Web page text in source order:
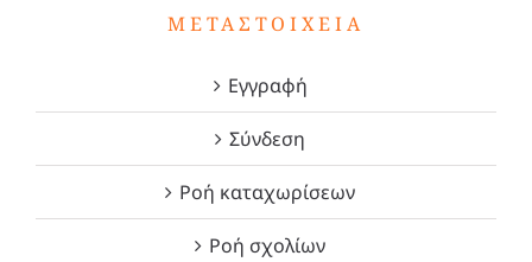
ΜΕΤΑΣΤΟΙΧΕΊΑ
Εγγραφή
Σύνδεση
Ροή καταχωρίσεων
Ροή σχολίων